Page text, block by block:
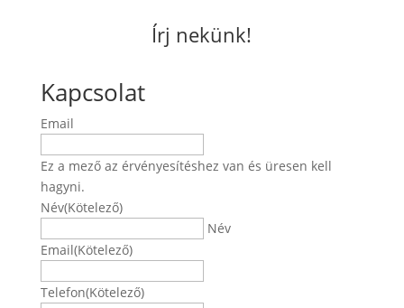
Írj nekünk!
Kapcsolat
Email
Ez a mező az érvényesítéshez van és üresen kell
hagyni.
Név(Kötelező)
Név
Email(Kötelező)
Telefon(Kötelező)